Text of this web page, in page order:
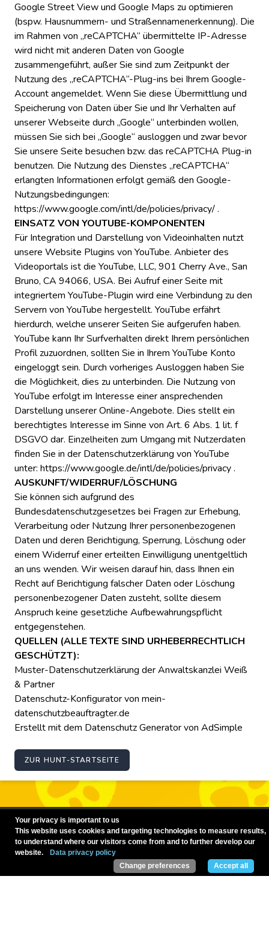
Google Street View und Google Maps zu optimieren
(bspw. Hausnummern- und Straßennamenerkennung). Die
im Rahmen von „reCAPTCHA“ übermittelte IP-Adresse
wird nicht mit anderen Daten von Google
zusammengeführt, außer Sie sind zum Zeitpunkt der
Nutzung des „reCAPTCHA“-Plug-ins bei Ihrem Google-
Account angemeldet. Wenn Sie diese Übermittlung und
Speicherung von Daten über Sie und Ihr Verhalten auf
unserer Webseite durch „Google“ unterbinden wollen,
müssen Sie sich bei „Google“ ausloggen und zwar bevor
Sie unsere Seite besuchen bzw. das reCAPTCHA Plug-in
benutzen. Die Nutzung des Dienstes „reCAPTCHA“
erlangten Informationen erfolgt gemäß den Google-
Nutzungsbedingungen:
https://www.google.com/intl/de/policies/privacy/ .
EINSATZ VON YOUTUBE-KOMPONENTEN
Für Integration und Darstellung von Videoinhalten nutzt
unsere Website Plugins von YouTube. Anbieter des
Videoportals ist die YouTube, LLC, 901 Cherry Ave., San
Bruno, CA 94066, USA. Bei Aufruf einer Seite mit
integriertem YouTube-Plugin wird eine Verbindung zu den
Servern von YouTube hergestellt. YouTube erfährt
hierdurch, welche unserer Seiten Sie aufgerufen haben.
YouTube kann Ihr Surfverhalten direkt Ihrem persönlichen
Profil zuzuordnen, sollten Sie in Ihrem YouTube Konto
eingeloggt sein. Durch vorheriges Ausloggen haben Sie
die Möglichkeit, dies zu unterbinden. Die Nutzung von
YouTube erfolgt im Interesse einer ansprechenden
Darstellung unserer Online-Angebote. Dies stellt ein
berechtigtes Interesse im Sinne von Art. 6 Abs. 1 lit. f
DSGVO dar. Einzelheiten zum Umgang mit Nutzerdaten
finden Sie in der Datenschutzerklärung von YouTube
unter: https://www.google.de/intl/de/policies/privacy .
AUSKUNFT/WIDERRUF/LÖSCHUNG
Sie können sich aufgrund des
Bundesdatenschutzgesetzes bei Fragen zur Erhebung,
Verarbeitung oder Nutzung Ihrer personenbezogenen
Daten und deren Berichtigung, Sperrung, Löschung oder
einem Widerruf einer erteilten Einwilligung unentgeltlich
an uns wenden. Wir weisen darauf hin, dass Ihnen ein
Recht auf Berichtigung falscher Daten oder Löschung
personenbezogener Daten zusteht, sollte diesem
Anspruch keine gesetzliche Aufbewahrungspflicht
entgegenstehen.
QUELLEN (ALLE TEXTE SIND URHEBERRECHTLICH
GESCHÜTZT):
Muster-Datenschutzerklärung der Anwaltskanzlei Weiß
& Partner
Datenschutz-Konfigurator von mein-
datenschutzbeauftragter.de
Erstellt mit dem Datenschutz Generator von AdSimple
ZUR HUNT-STARTSEITE
Your privacy is important to us
This website uses cookies and targeting technologies to measure results,
to understand where our visitors come from and to further develop our
website.
Data privacy policy
Accept all
Change preferences